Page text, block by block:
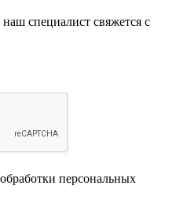
специалист свяжется с
обработки персональных